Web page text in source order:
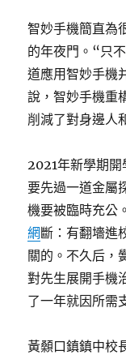
智妙手機簡直為
的年夜門。“只不
道應用智妙手機
說，智妙手機重
削減了對身邊人
2021年新學期開
要先過一道金屬
機要被臨時充公
網 斷：有翻墻進
關的。不久后，
對先生展開手機
了一年就因所需
黃顙口鎮鎮中校